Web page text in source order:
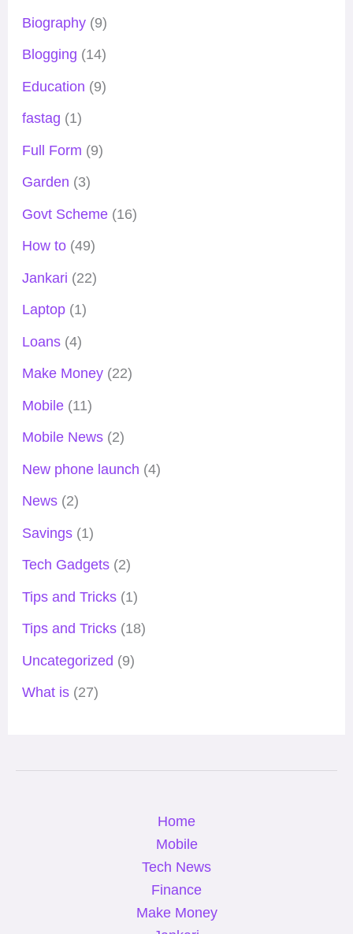
Biography(9)
Blogging (14)
Education (9)
fastag (1)
Full Form (9)
Garden (3)
Govt Scheme(16)
How to(49)
Jankari (22)
Laptop(1)
Loans(4)
Make Money(22)
Mobile(11)
Mobile News(2)
New phone launch (4)
News(2)
Savings(1)
Tech Gadgets(2)
Tips and Tricks(1)
Tips and Tricks(18)
Uncategorized (9)
What is(27)
Home
Mobile
Tech News
Finance
Make Money